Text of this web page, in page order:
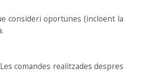
consideri oportunes (incloent la
comandes realitzades despres